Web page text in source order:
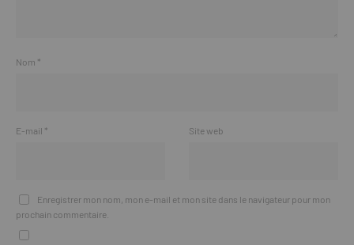
Nom *
E-mail * Site web
Enregistrer mon nom, mon e-mail et mon site dans le navigateur pour mon
prochain commentaire.